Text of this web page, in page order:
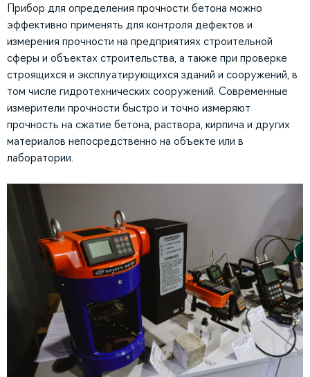
Прибор для определения прочности бетона можно
эффективно применять для контроля дефектов и
измерения прочности на предприятиях строительной
сферы и объектах строительства, а также при проверке
строящихся и эксплуатирующихся зданий и сооружений, в
том числе гидротехнических сооружений. Современные
измерители прочности быстро и точно измеряют
прочность на сжатие бетона, раствора, кирпича и других
материалов непосредственно на объекте или в
лаборатории.